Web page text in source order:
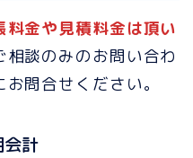
金や見積料金は頂い
相談のみのお問い合わ
問合せください。
会計